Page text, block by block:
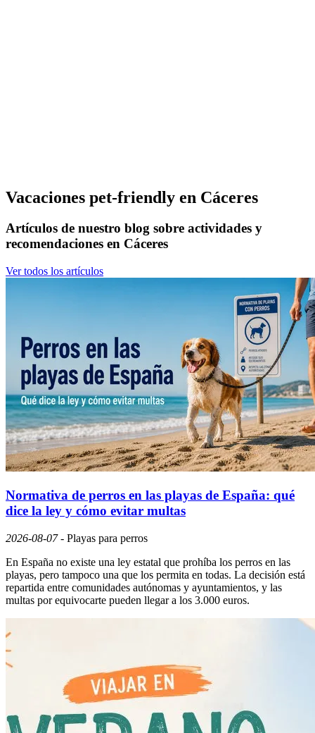
Vacaciones pet-friendly en Cáceres
Artículos de nuestro blog sobre actividades y
recomendaciones en Cáceres
Ver todos los artículos
Normativa de perros en las playas de España: qué
dice la ley y cómo evitar multas
2026-08-07 - Playas para perros
En España no existe una ley estatal que prohíba los perros en las
playas, pero tampoco una que los permita en todas. La decisión está
repartida entre comunidades autónomas y ayuntamientos, y las
multas por equivocarte pueden llegar a los 3.000 euros.